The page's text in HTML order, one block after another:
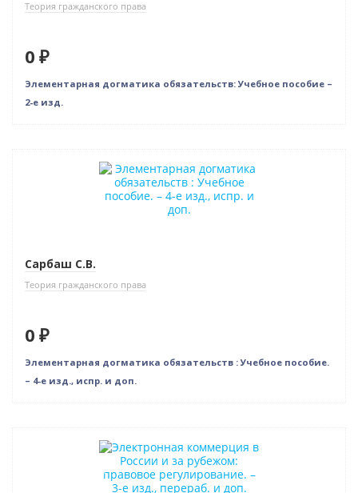
Теория гражданского права
0 ₽
Элементарная догматика обязательств: Учебное пособие –
2-е изд.
Нет в наличии
Сарбаш С.В.
Теория гражданского права
0 ₽
Элементарная догматика обязательств : Учебное пособие.
– 4-е изд., испр. и доп.
Нет в наличии